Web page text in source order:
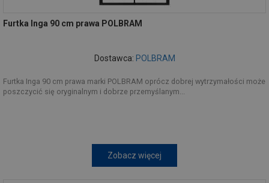
Furtka Inga 90 cm prawa POLBRAM
Dostawca: POLBRAM
Furtka Inga 90 cm prawa marki POLBRAM oprócz dobrej wytrzymałości może
poszczycić się oryginalnym i dobrze przemyślanym...
Zobacz więcej